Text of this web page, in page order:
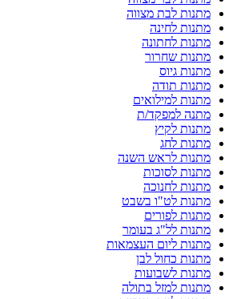
מתנות לבת מצווה
מתנות לחינה
מתנות לחתונה
מתנות שחרור
מתנות גיוס
מתנות תודה
מתנות למילואים
מתנה למפקד/ת
מתנות לקיץ
מתנות לחג
מתנות לראש השנה
מתנות לסוכות
מתנות לחנוכה
מתנות לט"ו בשבט
מתנות לפורים
מתנות לל"ג בעומר
מתנות ליום העצמאות
מתנות כחול לבן
מתנות לשבועות
מתנות למזל בתולה